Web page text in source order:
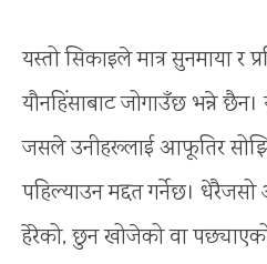
यस्तो सिकाइले मात्र सुनमाया र
यौनहिंसाबाट जोगाउँछ भन्ने छैन।
जसले उनीहरूलाई आफूतिर
पहिल्याउन मद्दत गर्नेछ। धेरैजसो
हेरेको, छुन खोजेको वा